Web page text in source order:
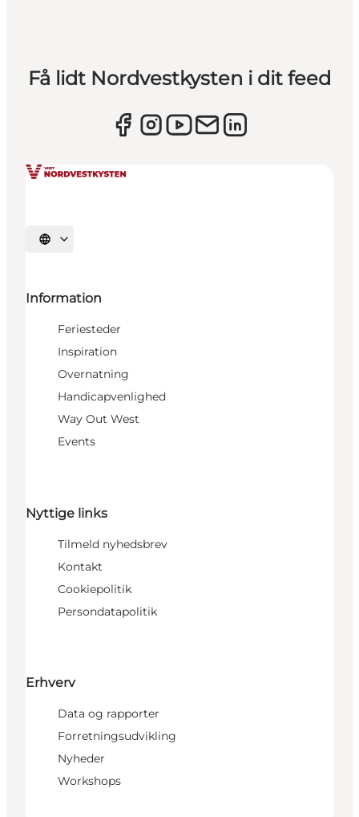
Få lidt Nordvestkysten i dit feed
Vælg sprog
Information
Feriesteder
Inspiration
Overnatning
Handicapvenlighed
Way Out West
Events
Nyttige links
Tilmeld nyhedsbrev
Kontakt
Cookiepolitik
Persondatapolitik
Erhverv
Data og rapporter
Forretningsudvikling
Nyheder
Workshops